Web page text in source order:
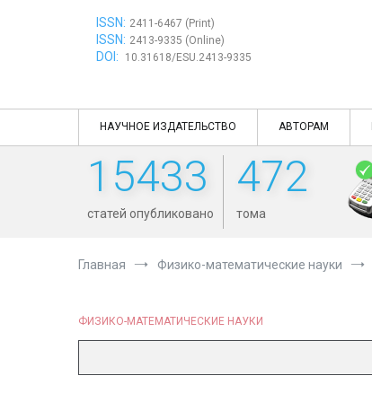
ISSN: 2411-6467 (Print)
ISSN: 2413-9335 (Online)
DOI: 10.31618/ESU.2413-9335
НАУЧНОЕ ИЗДАТЕЛЬСТВО АВТОРАМ
15433
статей опубликовано
472
тома
Главная Физико-математические науки
ФИЗИКО-МАТЕМАТИЧЕСКИЕ НАУКИ